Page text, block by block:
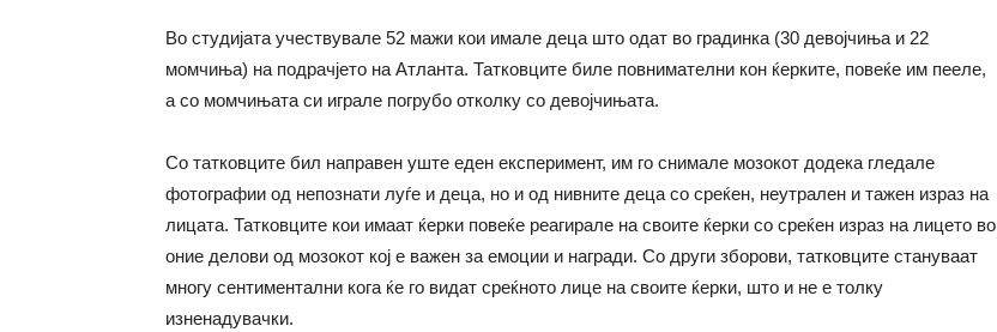
Во студијата учествувале 52 мажи кои имале деца што одат во градинка (30 девојчиња и 22
момчиња) на подрачјето на Атланта. Татковците биле повнимателни кон ќерките, повеќе им пееле,
а со момчињата си играле погрубо отколку со девојчињата.
Со татковците бил направен уште еден експеримент, им го снимале мозокот додека гледале
фотографии од непознати луѓе и деца, но и од нивните деца со среќен, неутрален и тажен израз на
лицата. Татковците кои имаат ќерки повеќе реагирале на своите ќерки со среќен израз на лицето во
оние делови од мозокот кој е важен за емоции и награди. Со други зборови, татковците стануваат
многу сентиментални кога ќе го видат среќното лице на своите ќерки, што и не е толку
изненадувачки.